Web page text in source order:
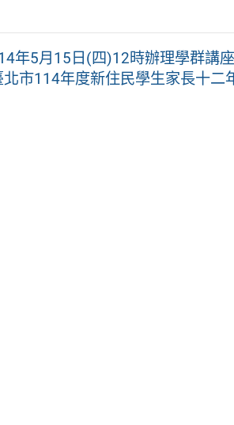
年5月15日(四)12時辦理學群講
市114年度新住民學生家長十二